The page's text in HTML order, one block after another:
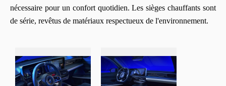
nécessaire pour un confort quotidien. Les sièges chauffants sont
de série, revêtus de matériaux respectueux de l'environnement.